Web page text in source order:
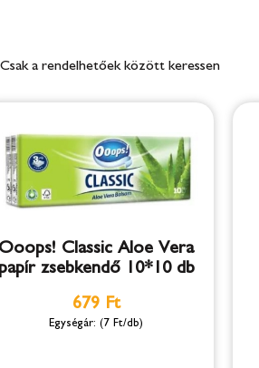
Csak a rendelhetőek között keressen
Ooops! Classic Aloe Vera
papír zsebkendő 10*10 db
679 Ft
(7 Ft/db)